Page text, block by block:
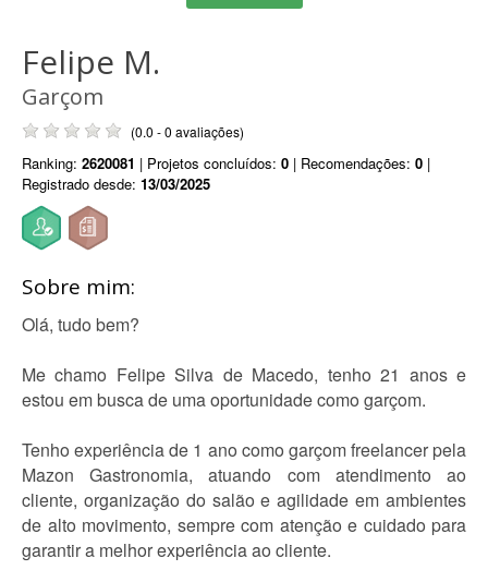
Felipe M.
Garçom
(0.0 - 0 avaliações)
Ranking: 2620081 | Projetos concluídos: 0 | Recomendações: 0 |
Registrado desde: 13/03/2025
Sobre mim:
Olá, tudo bem?
Me chamo Felipe Silva de Macedo, tenho 21 anos e
estou em busca de uma oportunidade como garçom.
Tenho experiência de 1 ano como garçom freelancer pela
Mazon Gastronomia, atuando com atendimento ao
cliente, organização do salão e agilidade em ambientes
de alto movimento, sempre com atenção e cuidado para
garantir a melhor experiência ao cliente.